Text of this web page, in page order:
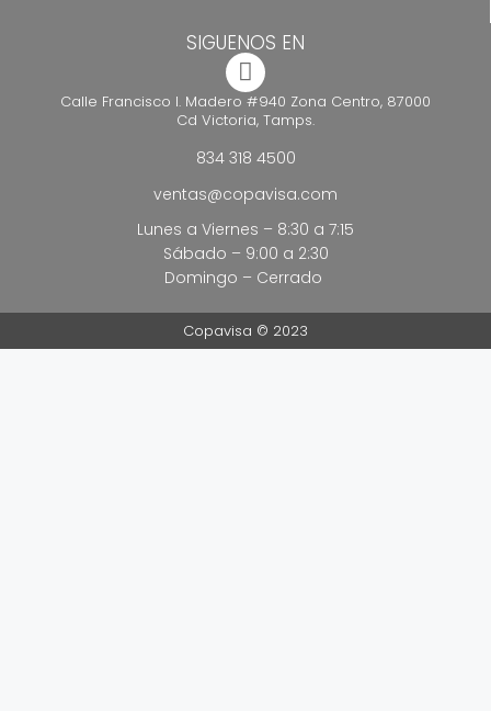
SIGUENOS EN
Calle Francisco I. Madero #940 Zona Centro, 87000
Cd Victoria, Tamps.
834 318 4500
ventas@copavisa.com
Lunes a Viernes – 8:30 a 7:15
Sábado – 9:00 a 2:30
Domingo – Cerrado
Copavisa © 2023